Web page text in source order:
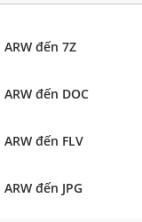
ARW đến 7Z
ARW đến DOC
ARW đến FLV
ARW đến JPG